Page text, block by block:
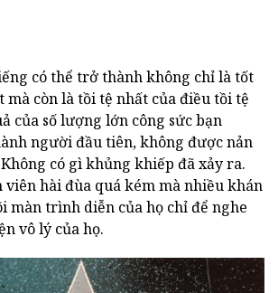
có thể trở thành không chỉ là tốt
mà còn là tồi tệ nhất của điều tồi tệ
của số lượng lớn công sức bạn
người đầu tiên, không được nản
có gì khủng khiếp đã xảy ra.
viên hài đùa quá kém mà nhiều khán
màn trình diễn của họ chỉ để nghe
vô lý của họ.